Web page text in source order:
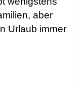
aber
Urlaub immer